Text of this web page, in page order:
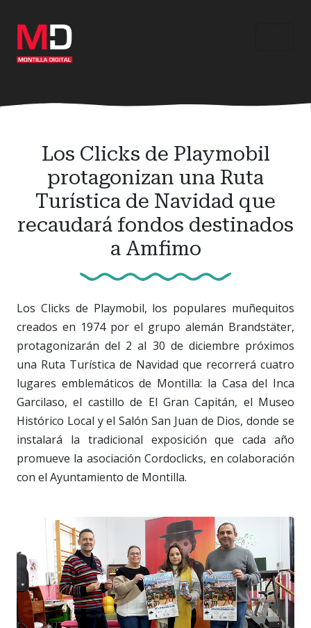
contenido
principal
Los Clicks de Playmobil
protagonizan una Ruta
Turística de Navidad que
recaudará fondos destinados
a Amfimo
Los Clicks de Playmobil, los populares muñequitos
creados en 1974 por el grupo alemán Brandstäter,
protagonizarán del 2 al 30 de diciembre próximos
una Ruta Turística de Navidad que recorrerá cuatro
lugares emblemáticos de Montilla: la Casa del Inca
Garcilaso, el castillo de El Gran Capitán, el Museo
Histórico Local y el Salón San Juan de Dios, donde se
instalará la tradicional exposición que cada año
promueve la asociación Cordoclicks, en colaboración
con el Ayuntamiento de Montilla.